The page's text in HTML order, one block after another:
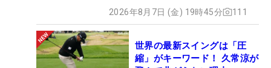
2026年8月7日 (金) 19時45分 111
世界の最新スイングは「圧
縮」がキーワード！ 久常涼が